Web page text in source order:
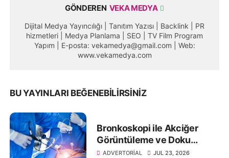
GÖNDEREN VEKA MEDYA
Dijital Medya Yayıncılığı | Tanıtım Yazısı | Backlink | PR
hizmetleri | Medya Planlama | SEO | TV Film Program
Yapım | E-posta: vekamedya@gmail.com | Web:
www.vekamedya.com
BU YAYINLARI BEĞENEBILIRSINIZ
Bronkoskopi ile Akciğer
Görüntüleme ve Doku
Örneklemesi
ADVERTORIAL JUL 23, 2026